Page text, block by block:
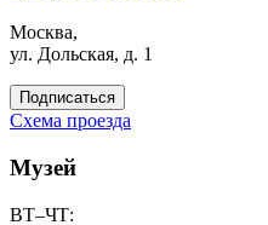
Москва,
ул. Дольская, д. 1
Подписаться
Схема проезда
Музей
ВТ–ЧТ: